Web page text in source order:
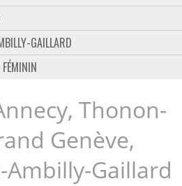
GAILLARD
Thonon-
Genève,
Ambilly-Gaillard